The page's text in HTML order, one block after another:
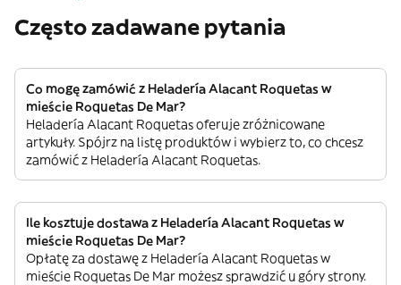
Często zadawane pytania
Co mogę zamówić z Heladería Alacant Roquetas w
mieście Roquetas De Mar?
Heladería Alacant Roquetas oferuje zróżnicowane
artykuły. Spójrz na listę produktów i wybierz to, co chcesz
zamówić z Heladería Alacant Roquetas.
Ile kosztuje dostawa z Heladería Alacant Roquetas w
mieście Roquetas De Mar?
Opłatę za dostawę z Heladería Alacant Roquetas w
mieście Roquetas De Mar możesz sprawdzić u góry strony.